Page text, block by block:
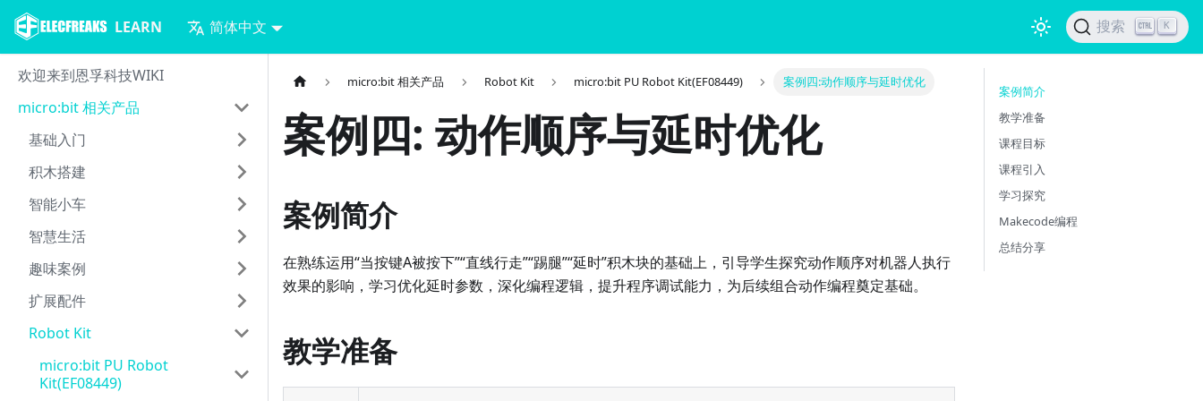
LEARN 简体中文 搜索 K
欢迎来到恩孚科技WIKI
micro:bit 相关产品
基础入门
积木搭建
智能小车
智慧生活
趣味案例
扩展配件
Robot Kit
micro:bit PU Robot
Kit(EF08449)
micro:bit 相关产品 Robot Kit micro:bit PU Robot Kit(EF08449) 案例四:动作顺序与延时优化
案例四: 动作顺序与延时优化
案例简介
在熟练运用“当按键A被按下”“直线行走”“踢腿”“延时”积木块的基础上，引导学生探究动作顺序对机器人执行
效果的影响，学习优化延时参数，深化编程逻辑，提升程序调试能力，为后续组合动作编程奠定基础。
教学准备
案例简介
教学准备
课程目标
课程引入
学习探究
Makecode编程
总结分享